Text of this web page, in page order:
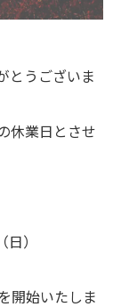
とうございま
休業日とさせ
）
開始いたしま